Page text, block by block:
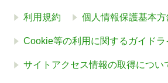
利用規約 個人情報保護基本方
Cookie等の利用に関するガイドラ
サイトアクセス情報の取得につい